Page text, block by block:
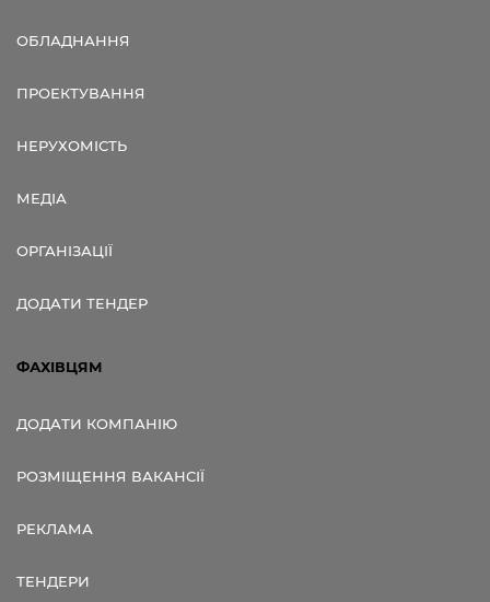
ОБЛАДНАННЯ
ПРОЕКТУВАННЯ
НЕРУХОМІСТЬ
МЕДІА
ОРГАНІЗАЦІЇ
ДОДАТИ ТЕНДЕР
ФАХІВЦЯМ
ДОДАТИ КОМПАНІЮ
РОЗМІЩЕННЯ ВАКАНСІЇ
РЕКЛАМА
ТЕНДЕРИ